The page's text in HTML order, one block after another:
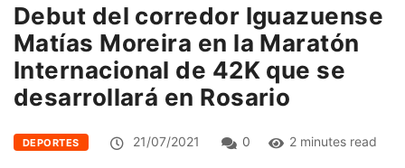
Debut del corredor Iguazuense
Matías Moreira en la Maratón
Internacional de 42K que se
desarrollará en Rosario
DEPORTES 21/07/2021 0 2 minutes read